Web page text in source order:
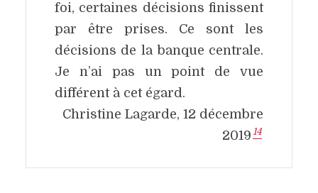
foi, certaines décisions finissent
par être prises.
Ce sont les
décisions de la banque centrale.
Je n’ai pas un point de vue
différent à cet égard.
Christine Lagarde, 12 décembre
2019 14